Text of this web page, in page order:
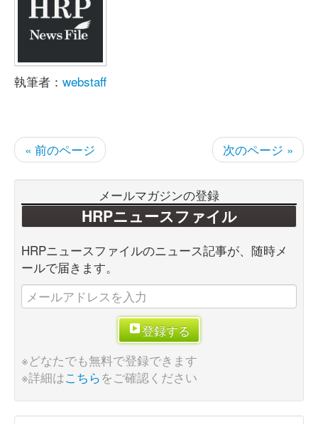
執筆者： webstaff
« 前のページ 次のページ »
メールマガジンの登録
HRPニュースファイル
HRPニュースファイルのニュース記事が、随時メ
ールで届きます。
登録する
※どなたでも無料で登録できます
※詳細はこちらをご確認ください